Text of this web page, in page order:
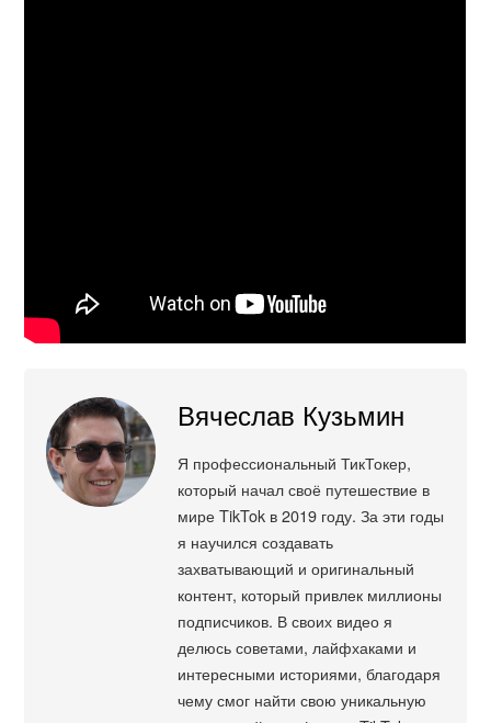
Вячеслав Кузьмин
Я профессиональный ТикТокер,
который начал своё путешествие в
мире TikTok в 2019 году. За эти годы
я научился создавать
захватывающий и оригинальный
контент, который привлек миллионы
подписчиков. В своих видео я
делюсь советами, лайфхаками и
интересными историями, благодаря
чему смог найти свою уникальную